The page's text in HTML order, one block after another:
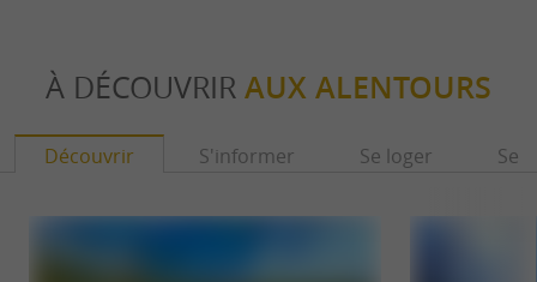
À DÉCOUVRIR AUX ALENTOURS
Découvrir S'informer Se loger Se